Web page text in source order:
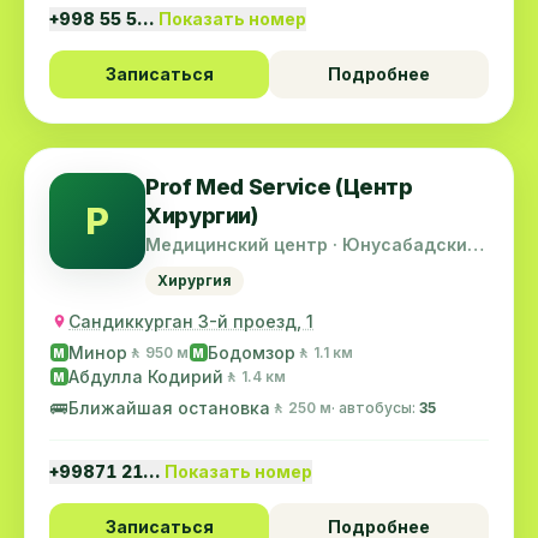
+998 55 5… Показать номер
Записаться Подробнее
P
Prof Med Service (Центр
Хирургии)
Медицинский центр · Юнусабадский
Хирургия
Сандиккурган 3-й проезд, 1
M Минор 🚶 950 м M Бодомзор 🚶 1.1 км
M Абдулла Кодирий 🚶 1.4 км
🚌Ближайшая остановка 🚶 250 м· автобусы: 35
+99871 21… Показать номер
Записаться Подробнее